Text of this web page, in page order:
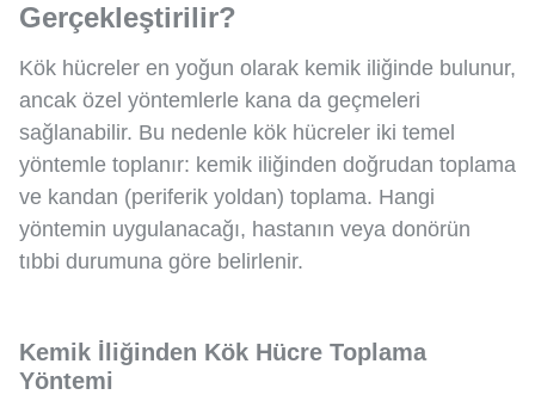
Gerçekleştirilir?
Kök hücreler en yoğun olarak kemik iliğinde bulunur,
ancak özel yöntemlerle kana da geçmeleri
sağlanabilir. Bu nedenle kök hücreler iki temel
yöntemle toplanır: kemik iliğinden doğrudan toplama
ve kandan (periferik yoldan) toplama. Hangi
yöntemin uygulanacağı, hastanın veya donörün
tıbbi durumuna göre belirlenir.
Kemik İliğinden Kök Hücre Toplama
Yöntemi